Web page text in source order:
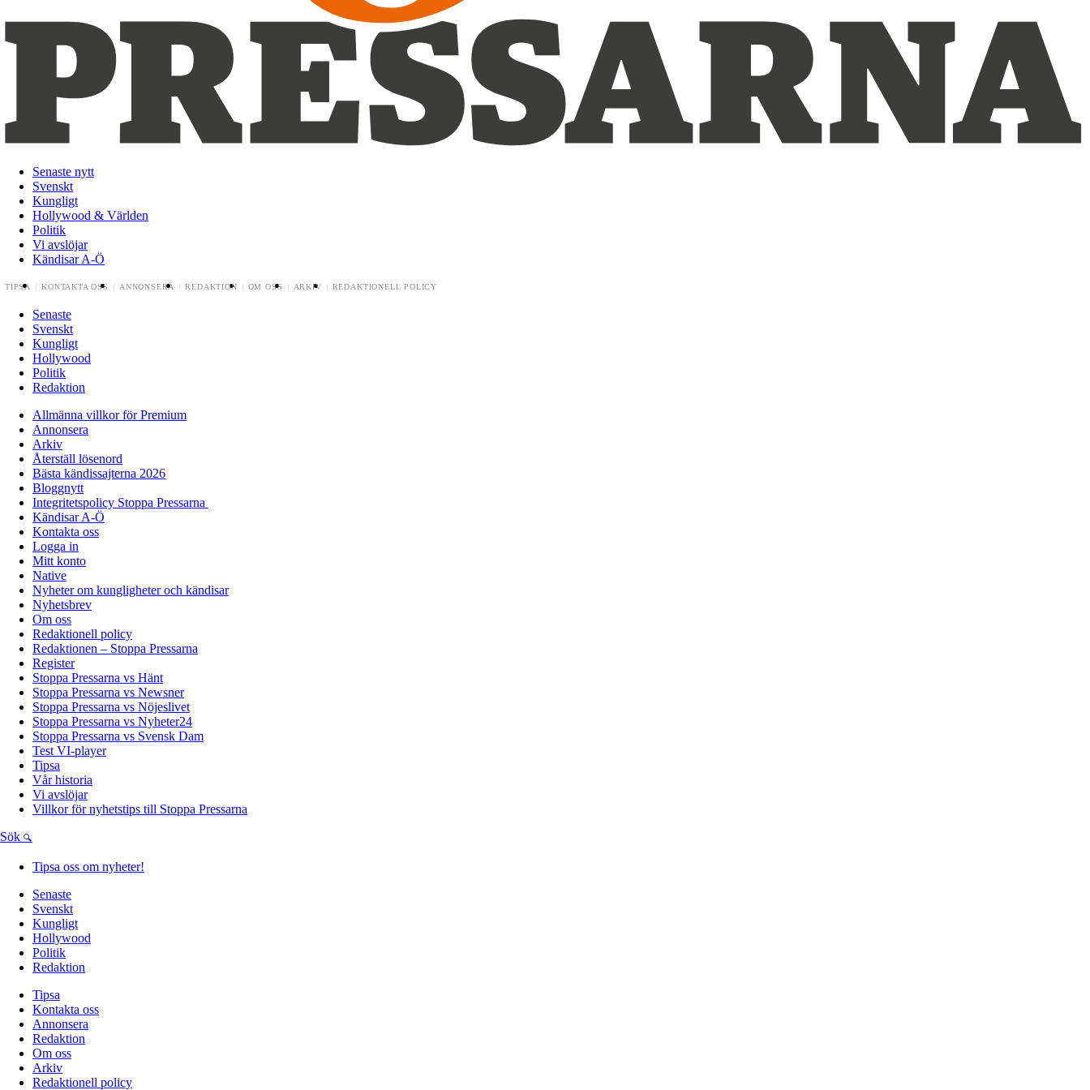
Senaste nytt
Svenskt
Kungligt
Hollywood & Världen
Politik
Vi avslöjar
Kändisar A-Ö
TIPSA KONTAKTA OSS ANNONSERA REDAKTION OM OSS ARKIV REDAKTIONELL POLICY
Senaste
Svenskt
Kungligt
Hollywood
Politik
Redaktion
Allmänna villkor för Premium
Annonsera
Arkiv
Återställ lösenord
Bästa kändissajterna 2026
Bloggnytt
Integritetspolicy Stoppa Pressarna
Kändisar A-Ö
Kontakta oss
Logga in
Mitt konto
Native
Nyheter om kungligheter och kändisar
Nyhetsbrev
Om oss
Redaktionell policy
Redaktionen – Stoppa Pressarna
Register
Stoppa Pressarna vs Hänt
Stoppa Pressarna vs Newsner
Stoppa Pressarna vs Nöjeslivet
Stoppa Pressarna vs Nyheter24
Stoppa Pressarna vs Svensk Dam
Test VI-player
Tipsa
Vår historia
Vi avslöjar
Villkor för nyhetstips till Stoppa Pressarna
Sök
Tipsa oss om nyheter!
Senaste
Svenskt
Kungligt
Hollywood
Politik
Redaktion
Tipsa
Kontakta oss
Annonsera
Redaktion
Om oss
Arkiv
Redaktionell policy